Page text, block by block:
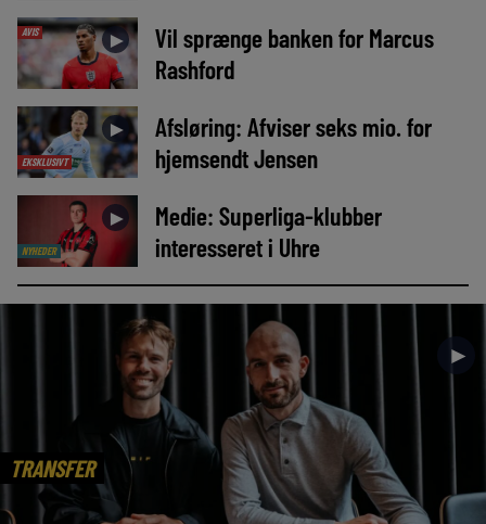
AVIS ►
Vil sprænge banken for Marcus
Rashford
EKSKLUSIVT
►
Afsløring: Afviser seks mio. for
hjemsendt Jensen
NYHEDER
►
Medie: Superliga-klubber
interesseret i Uhre
TRANSFER
►